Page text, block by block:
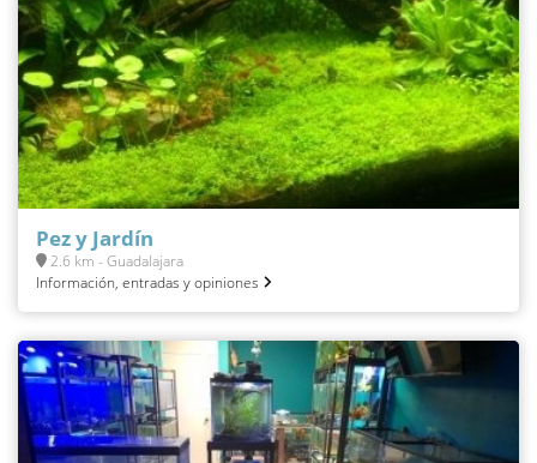
Pez y Jardín
2.6 km - Guadalajara
Información, entradas y opiniones